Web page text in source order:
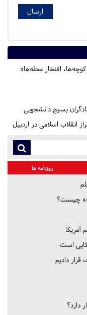
کوچه‌ها، افتخار محله‌ها»
بسیج دانشجویی
انقلاب اسلامی در اردبیل
روزنامه ها
چیست؟
آمریکا
است
دادیم
دارد؟